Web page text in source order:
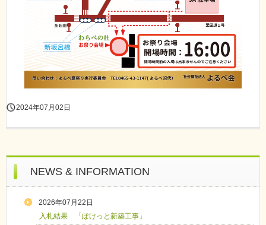
2024年07月02日
NEWS & INFORMATION
2026年07月22日
入札結果 「ぽけっと新築工事」